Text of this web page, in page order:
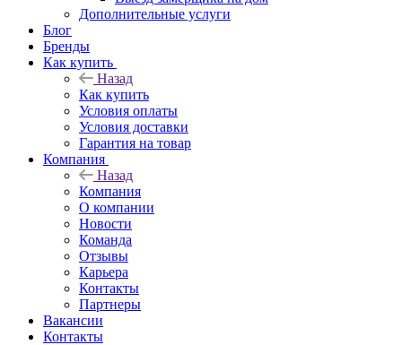
Дополнительные услуги
Блог
Бренды
Как купить
Назад
Как купить
Условия оплаты
Условия доставки
Гарантия на товар
Компания
Назад
Компания
О компании
Новости
Команда
Отзывы
Карьера
Контакты
Партнеры
Вакансии
Контакты